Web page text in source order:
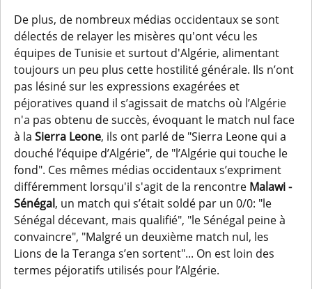
De plus, de nombreux médias occidentaux se sont
délectés de relayer les misères qu'ont vécu les
équipes de Tunisie et surtout d'Algérie, alimentant
toujours un peu plus cette hostilité générale. Ils n’ont
pas lésiné sur les expressions exagérées et
péjoratives quand il s’agissait de matchs où l’Algérie
n'a pas obtenu de succès, évoquant le match nul face
à laSierra Leone, ils ont parlé de "Sierra Leone qui a
douché l’équipe d’Algérie", de "l’Algérie qui touche le
fond". Ces mêmes médias occidentaux s’expriment
différemment lorsqu'il s'agit de la rencontre Malawi -
Sénégal, un match qui s’était soldé par un 0/0: "le
Sénégal décevant, mais qualifié", "le Sénégal peine à
convaincre", "Malgré un deuxième match nul, les
Lions de la Teranga s’en sortent"... On est loin des
termes péjoratifs utilisés pour l’Algérie.